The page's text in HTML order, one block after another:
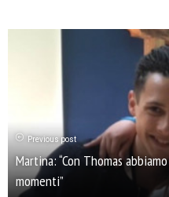
Previous post
Martina: “Con Thomas
momenti”